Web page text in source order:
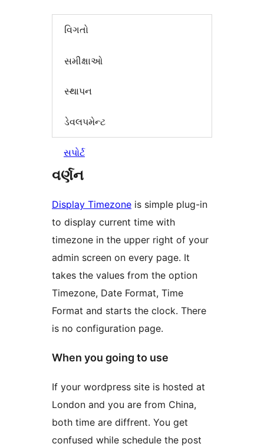
વિગતો
સમીક્ષાઓ
સ્થાપન
ડેવલપમેન્ટ
સપોર્ટ
વર્ણન
Display Timezone is simple plug-in
to display current time with
timezone in the upper right of your
admin screen on every page. It
takes the values from the option
Timezone, Date Format, Time
Format and starts the clock. There
is no configuration page.
When you going to use
If your wordpress site is hosted at
London and you are from China,
both time are diffrent. You get
confused while schedule the post